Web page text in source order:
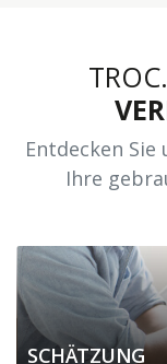
Entdecken Sie
Ihre
SCHÄTZUNG